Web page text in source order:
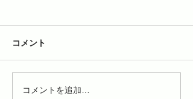
コメント
コメントを追加…